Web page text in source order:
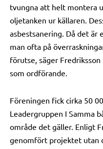
tvungna att helt montera
oljetanken ur källaren.
asbestsanering. Då det är
man ofta på
förutse, säger
som ordförande.
Föreningen fick cirka 50
Leadergruppen I Samma
område det gäller. Enligt
genomfört projektet utan